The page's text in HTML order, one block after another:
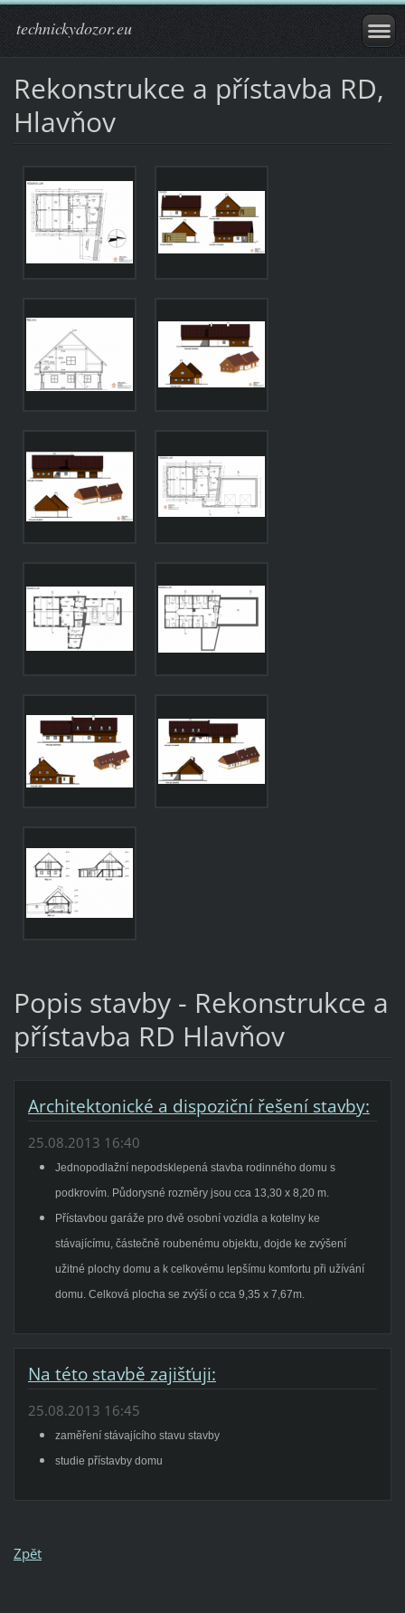
technickydozor.eu
Rekonstrukce a přístavba RD,
Hlavňov
Popis stavby - Rekonstrukce a
přístavba RD Hlavňov
Architektonické a dispoziční řešení stavby:
25.08.2013 16:40
Jednopodlažní nepodsklepená stavba rodinného domu s
podkrovím. Půdorysné rozměry jsou cca 13,30 x 8,20 m.
Přístavbou garáže pro dvě osobní vozidla a kotelny ke
stávajícímu, částečně roubenému objektu, dojde ke zvýšení
užitné plochy domu a k celkovému lepšímu komfortu při užívání
domu. Celková plocha se zvýší o cca 9,35 x 7,67m.
Na této stavbě zajišťuji:
25.08.2013 16:45
zaměření stávajícího stavu stavby
studie přístavby domu
Zpět